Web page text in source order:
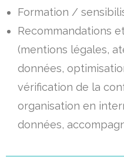
Formation /
Recommandations
(mentions légales,
données,
vérification de la
organisation en
données,